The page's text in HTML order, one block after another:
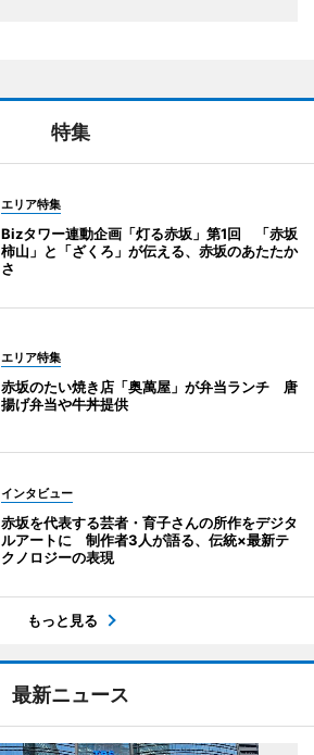
特集
エリア特集
Bizタワー連動企画「灯る赤坂」第1回 「赤坂
柿山」と「ざくろ」が伝える、赤坂のあたたか
さ
エリア特集
赤坂のたい焼き店「奥萬屋」が弁当ランチ 唐
揚げ弁当や牛丼提供
インタビュー
赤坂を代表する芸者・育子さんの所作をデジタ
ルアートに 制作者3人が語る、伝統×最新テ
クノロジーの表現
もっと見る
最新ニュース